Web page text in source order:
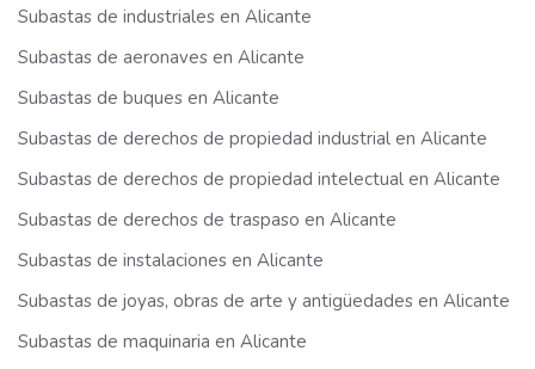
Subastas de industriales en Alicante
Subastas de aeronaves en Alicante
Subastas de buques en Alicante
Subastas de derechos de propiedad industrial en Alicante
Subastas de derechos de propiedad intelectual en Alicante
Subastas de derechos de traspaso en Alicante
Subastas de instalaciones en Alicante
Subastas de joyas, obras de arte y antigüedades en Alicante
Subastas de maquinaria en Alicante